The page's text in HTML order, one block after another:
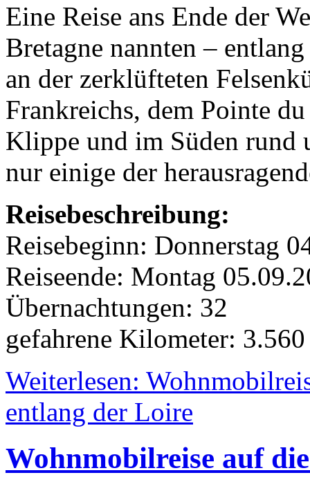
Eine Reise ans Ende der
Bretagne nannten –
an der zerklüfteten
Frankreichs, dem Pointe
Klippe und im Süden
nur einige der
Reisebeschreibung:
Reisebeginn: Donnerstag
Reiseende: Montag
Übernachtungen: 32
gefahrene Kilometer:
Weiterlesen:
entlang der Loire
Wohnmobilreise auf